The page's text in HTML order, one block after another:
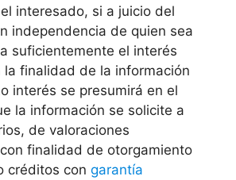
interesado, si a juicio del
independencia de quien sea
suficientemente el interés
la finalidad de la información
interés se presumirá en el
la información se solicite a
de valoraciones
finalidad de otorgamiento
créditos con garantía